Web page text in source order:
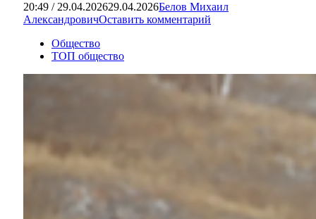
20:49 / 29.04.202629.04.2026Белов Михаил
АлександровичОставить комментарий
Общество
ТОП общество